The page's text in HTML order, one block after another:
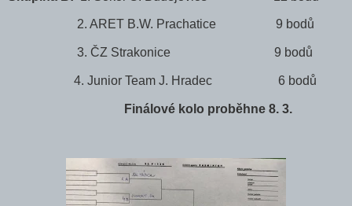
2. ARET B.W. Prachatice 9 bodů
3. ČZ Strakonice 9 bodů
4. Junior Team J. Hradec 6 bodů
Finálové kolo proběhne 8. 3.